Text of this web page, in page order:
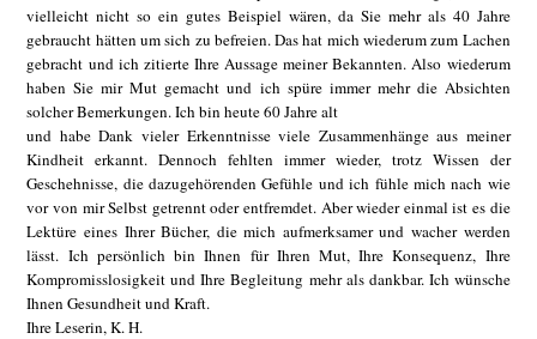
vielleicht nicht so ein gutes Beispiel wären, da Sie mehr als 40 Jahre
gebraucht hätten um sich zu befreien. Das hat mich wiederum zum Lachen
gebracht und ich zitierte Ihre Aussage meiner Bekannten. Also wiederum
haben Sie mir Mut gemacht und ich spüre immer mehr die Absichten
solcher Bemerkungen. Ich bin heute 60 Jahre alt
und habe Dank vieler Erkenntnisse viele Zusammenhänge aus meiner
Kindheit erkannt. Dennoch fehlten immer wieder, trotz Wissen der
Geschehnisse, die dazugehörenden Gefühle und ich fühle mich nach wie
vor von mir Selbst getrennt oder entfremdet. Aber wieder einmal ist es die
Lektüre eines Ihrer Bücher, die mich aufmerksamer und wacher werden
lässt. Ich persönlich bin Ihnen für Ihren Mut, Ihre Konsequenz, Ihre
Kompromisslosigkeit und Ihre Begleitung mehr als dankbar. Ich wünsche
Ihnen Gesundheit und Kraft.
Ihre Leserin, K. H.